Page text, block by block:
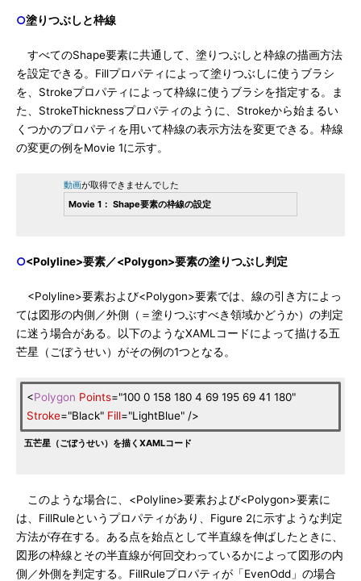
○塗りつぶしと枠線
すべてのShape要素に共通して、塗りつぶしと枠線の描画方法
を設定できる。Fillプロパティによって塗りつぶしに使うブラシ
を、Strokeプロパティによって枠線に使うブラシを指定する。ま
た、StrokeThicknessプロパティのように、Strokeから始まるい
くつかのプロパティを用いて枠線の表示方法を変更できる。枠線
の変更の例をMovie 1に示す。
動画が取得できませんでした
Movie 1： Shape要素の枠線の設定
○<Polyline>要素／<Polygon>要素の塗りつぶし判定
<Polyline>要素および<Polygon>要素では、線の引き方によっ
ては図形の内側／外側（＝塗りつぶすべき領域かどうか）の判定
に迷う場合がある。以下のようなXAMLコードによって描ける五
芒星（ごぼうせい）がその例の1つとなる。
<Polygon Points="100 0 158 180 4 69 195 69 41 180"
Stroke="Black" Fill="LightBlue" />
五芒星（ごぼうせい）を描くXAMLコード
このような場合に、<Polyline>要素および<Polygon>要素に
は、FillRuleというプロパティがあり、Figure 2に示すような判定
方法が存在する。ある点を始点として半直線を伸ばしたときに、
図形の枠線とその半直線が何回交わっているかによって図形の内
側／外側を判定する。FillRuleプロパティが「EvenOdd」の場合